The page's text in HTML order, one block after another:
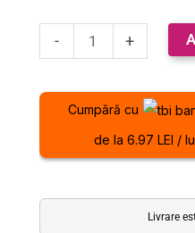
-
interior/exterior,
iluminare
+
Cumpără cu
de la 6.97 LEI /
Livrare